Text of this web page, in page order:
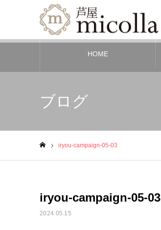
HOME
ブログ
iryou-campaign-05-03
iryou-campaign-05-03
2024.05.15